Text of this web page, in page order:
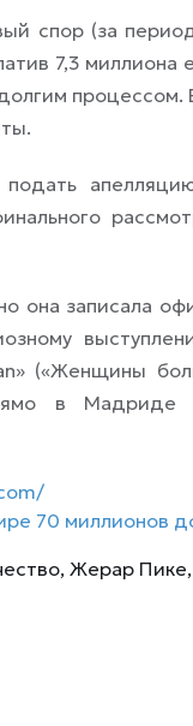
спор (за
7,3
она записала
(«Женщины
в
70 миллионов
, Жерар Пике,